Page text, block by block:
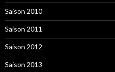
Saison 2010
Saison 2011
Saison 2012
Saison 2013